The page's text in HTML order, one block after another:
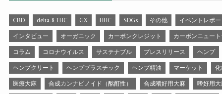
CBD delta-8 THC GX HHC SDGs その他 イベントレポ
インタビュー オーガニック カーボンクレジット カーボンニュー
コラム コロナウイルス サステナブル プレスリリース ヘンプ
ヘンプクリート ヘンププラスチック ヘンプ精油 マーケット
医療大麻 合成カンナビノイド（酩酊性） 合成嗜好用大麻 嗜好用